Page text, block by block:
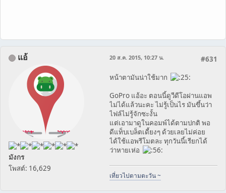
แอ้
มังกร
โพสต์: 16,629
#631
20 ส.ค. 2015, 10:27 น.
หน้าตามันน่าใช้มาก
GoPro แอ้อะ ตอนนี้ดูวีดีโอผ่านแอพ
ไม่ได้แล้วนะคะ ไม่รู้เป็นไร มันขึ้นว่า
ไฟล์ไม่รู้จักซะงั้น
แต่เอามาดูในคอมพ์ได้ตามปกติ พอ
ดีแท็บเบล็ตเดี้ยงๆ ด้วยเลยไม่ค่อย
ได้ใช้แอพรีโมตละ ทุกวันนี้เรียกได้
ว่าหายเห่อ
เที่ยวไปตามตะวัน ~